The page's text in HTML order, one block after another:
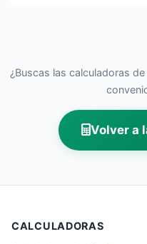
¿Buscas las calculadoras
Volver a
CALCULADORAS